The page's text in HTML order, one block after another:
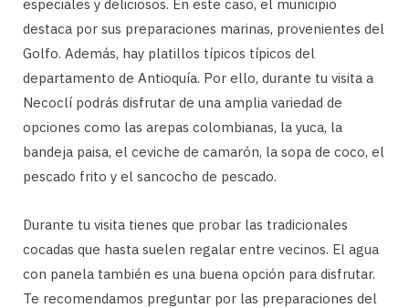
especiales y deliciosos. En este caso, el municipio
destaca por sus preparaciones marinas, provenientes del
Golfo. Además, hay platillos típicos típicos del
departamento de Antioquía. Por ello, durante tu visita a
Necoclí podrás disfrutar de una amplia variedad de
opciones como las arepas colombianas, la yuca, la
bandeja paisa, el ceviche de camarón, la sopa de coco, el
pescado frito y el sancocho de pescado.
Durante tu visita tienes que probar las tradicionales
cocadas que hasta suelen regalar entre vecinos. El agua
con panela también es una buena opción para disfrutar.
Te recomendamos preguntar por las preparaciones del